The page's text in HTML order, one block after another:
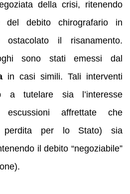
della crisi, ritenendo
del debito chirografario in
ostacolato il risanamento.
sono stati emessi dal
in casi simili. Tali interventi
a tutelare sia l’interesse
escussioni affrettate che
perdita per lo Stato) sia
il debito “negoziabile”